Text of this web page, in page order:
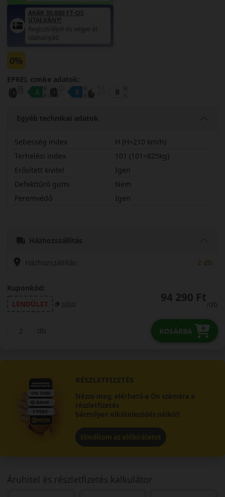
AKÁR 30.000 FT-OS
UTALVÁNY!
Regisztráljon és vegye át
utalványát!
0%
EPREL cimke adatok:
Egyéb technikai adatok
Sebesség index
H (H=210 km/h)
Terhelési index
101 (101=825kg)
Erősített kivitel
Igen
Defekttűrő gumi
Nem
Peremvédő
Igen
Házhozszállítás
Házhozszállítás 2 db
Kuponkód:
LENDÜLET
másol 94 290 Ft
/db
db KOSÁRBA
RÉSZLETFIZETÉS
Nézze meg, elérhető-e Ön számára a
részletfizetés
bármilyen elköteleződés nélkül!
Elindítom az előbírálatot
Áruhitel és részletfizetés kalkulátor